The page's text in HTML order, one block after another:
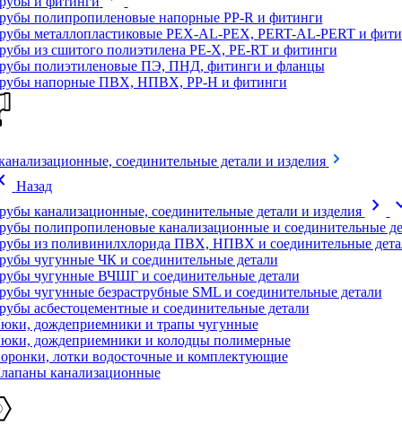
полипропиленовые напорные PP-R и фитинги
металлопластиковые PEX-AL-PEX, PERT-AL-PERT и
из сшитого полиэтилена PE-X, PE-RT и фитинги
полиэтиленовые ПЭ, ПНД, фитинги и фланцы
напорные ПВХ, НПВХ, PP-H и фитинги
соединительные детали и изделия
Назад
канализационные, соединительные детали и изделия
chevron_right
полипропиленовые канализационные и соединительные
из поливинилхлорида ПВХ, НПВХ и соединительные
чугунные ЧК и соединительные детали
чугунные ВЧШГ и соединительные детали
чугунные безраструбные SML и соединительные детали
асбестоцементные и соединительные детали
дождеприемники и трапы чугунные
дождеприемники и колодцы полимерные
лотки водосточные и комплектующие
канализационные